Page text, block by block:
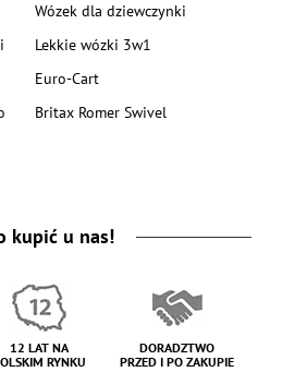
Wózek dla dziewczynki
Lekkie wózki 3w1
Euro-Cart
Britax Romer Swivel
kupić u nas!
12 LAT NA
RYNKU
DORADZTWO
PRZED I PO ZAKUPIE